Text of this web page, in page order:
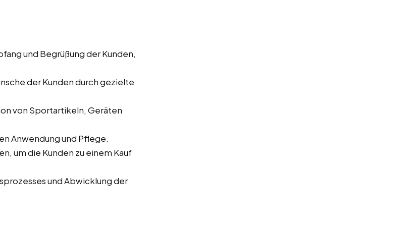
und Begrüßung der Kunden,
der Kunden durch gezielte
von Sportartikeln, Geräten
Anwendung und Pflege.
um die Kunden zu einem Kauf
und Abwicklung der